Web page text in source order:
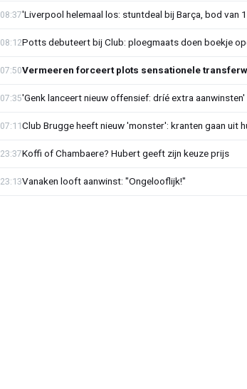
'Liverpool helemaal los: stuntdeal bij Barça, bod van
08:37
Potts debuteert bij Club: ploegmaats doen boekje
08:12
Vermeeren forceert plots sensationele
07:50
'Genk lanceert nieuw offensief: dríé extra aanwinsten'
07:35
Club Brugge heeft nieuw 'monster': kranten gaan uit
07:11
Koffi of Chambaere? Hubert geeft zijn keuze prijs
23:37
Vanaken looft aanwinst: "Ongelooflijk!"
23:13